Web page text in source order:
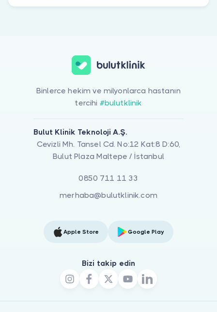
Binlerce hekim ve milyonlarca hastanın
tercihi #bulutklinik
Bulut Klinik Teknoloji A.Ş.
Cevizli Mh. Tansel Cd. No:12 Kat:8 D:60,
Bulut Plaza Maltepe / İstanbul
0850 711 11 33
merhaba@bulutklinik.com
Apple Store Google Play
Bizi takip edin